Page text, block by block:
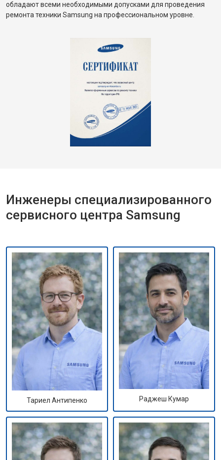
обладают всеми необходимыми допусками для проведения
ремонта техники Samsung на профессиональном уровне.
Инженеры специализированного
сервисного центра Samsung
Тариел Антипенко Раджеш Кумар